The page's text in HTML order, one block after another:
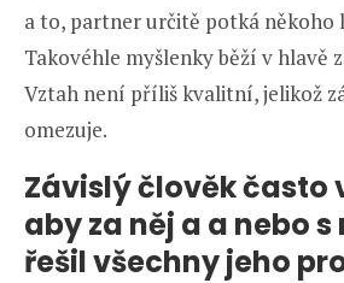
a to, partner určitě potká někoho
Takovéhle myšlenky běží v hlavě
Vztah není příliš kvalitní, jelikož
omezuje.
Závislý člověk často
aby za něj a a nebo
řešil všechny jeho